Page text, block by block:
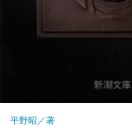
平野昭／著